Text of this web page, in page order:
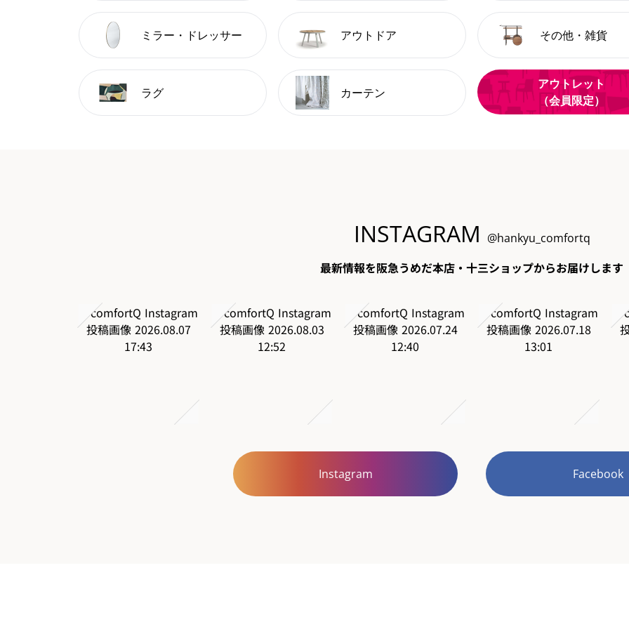
ミラー・ドレッサー アウトドア その他・雑貨
ラグ カーテン
アウトレット
（会員限定）
INSTAGRAM @hankyu_comfortq
最新情報を阪急うめだ本店・十三ショップからお届けします
Instagram Facebook